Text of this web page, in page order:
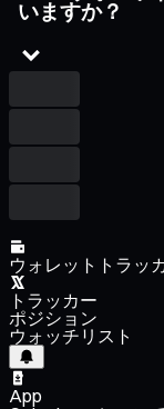
いますか？
ウォレットトラッ
トラッカー
ポジション
ウォッチリスト
App